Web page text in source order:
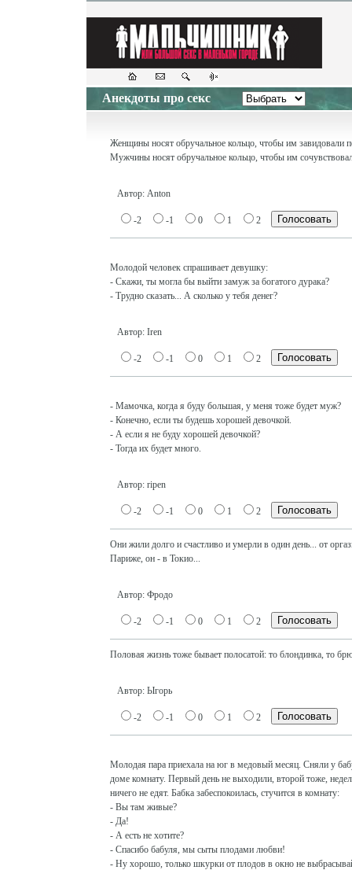
Анекдоты про секс
Женщины носят обручальное кольцо, чтобы им завидовали
Мужчины носят обручальное кольцо, чтобы им
Автор: Anton
-2 -1 0 1 2
Молодой человек спрашивает девушку:
- Скажи, ты могла бы выйти замуж за богатого дурака?
- Трудно сказать... А сколько у тебя денег?
Автор: Iren
-2 -1 0 1 2
- Мамочка, когда я буду большая, у меня тоже будет муж?
- Конечно, если ты будешь хорошей девочкой.
- А если я не буду хорошей девочкой?
- Тогда их будет много.
Автор: ripen
-2 -1 0 1 2
Они жили долго и счастливо и умерли в один день... от
Париже, он - в Токио...
Автор: Фродо
-2 -1 0 1 2
Половая жизнь тоже бывает полосатой: то блондинка, то
Автор: Ыгорь
-2 -1 0 1 2
Молодая пара приехала на юг в медовый месяц. Сняли у
доме комнату. Первый день не выходили, второй тоже,
ничего не едят. Бабка забеспокоилась, стучится в комнату:
- Вы там живые?
- Да!
- А есть не хотите?
- Спасибо бабуля, мы сыты плодами любви!
- Ну хорошо, только шкурки от плодов в окно не